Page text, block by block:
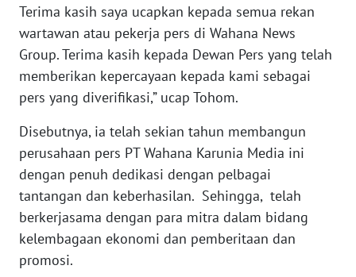
Terima kasih saya ucapkan kepada semua rekan
wartawan atau pekerja pers di Wahana News
Group. Terima kasih kepada Dewan Pers yang telah
memberikan kepercayaan kepada kami sebagai
pers yang diverifikasi,” ucap Tohom.
Disebutnya, ia telah sekian tahun membangun
perusahaan pers PT Wahana Karunia Media ini
dengan penuh dedikasi dengan pelbagai
tantangan dan keberhasilan. Sehingga, telah
berkerjasama dengan para mitra dalam bidang
kelembagaan ekonomi dan pemberitaan dan
promosi.
WN
JAKARTA
WN
JABAR
WN
BANTEN
WN
NTT
WN